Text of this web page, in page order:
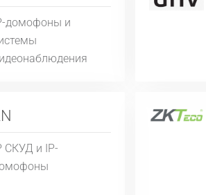
домофоны и
СКУД и IP-